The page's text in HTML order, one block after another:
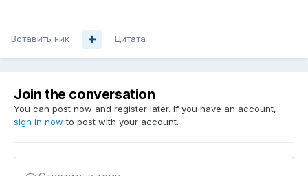
Вставить ник Цитата
Join the conversation
You can post now and register later. If you have an account,
sign in now to post with your account.